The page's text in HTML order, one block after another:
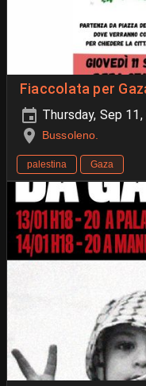
Fiaccolata per
Thursday, Sep
Bussoleno.
palestina Gaza